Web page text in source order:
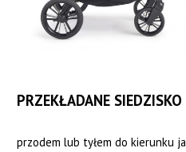
PRZEKŁADANE SIEDZISKO
przodem lub tyłem do kierunku